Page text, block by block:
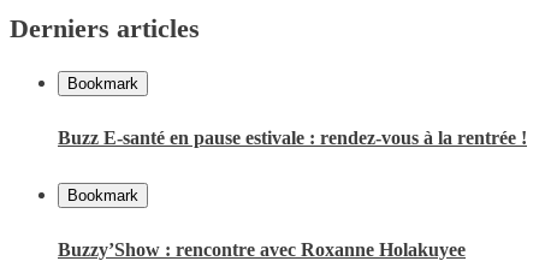
Derniers articles
Bookmark
Buzz E-santé en pause estivale : rendez-vous à la rentrée !
Bookmark
Buzzy’Show : rencontre avec Roxanne Holakuyee